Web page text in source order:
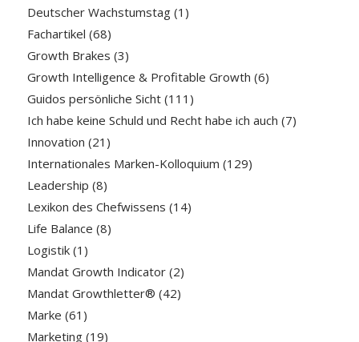
Deutscher Wachstumstag(1)
Fachartikel (68)
Growth Brakes (3)
Growth Intelligence & Profitable Growth (6)
Guidos persönliche Sicht(111)
Ich habe keine Schuld und Recht habe ich auch (7)
Innovation (21)
Internationales Marken-Kolloquium (129)
Leadership (8)
Lexikon des Chefwissens (14)
Life Balance (8)
Logistik(1)
Mandat Growth Indicator(2)
Mandat Growthletter® (42)
Marke (61)
Marketing(19)